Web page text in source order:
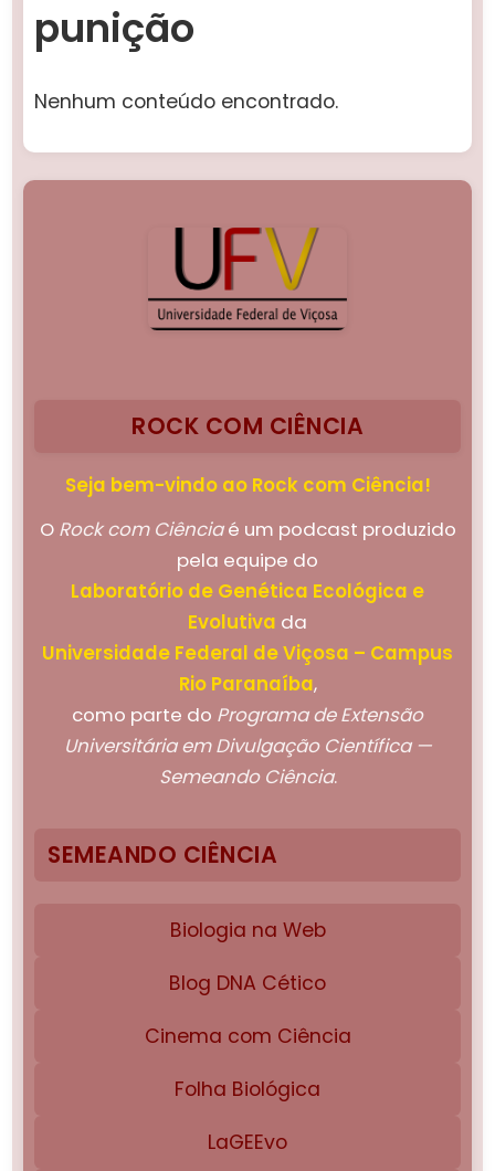
punição
Nenhum conteúdo encontrado.
ROCK COM CIÊNCIA
Seja bem-vindo ao Rock com Ciência!
O Rock com Ciênciaé um podcast produzido
pela equipe do
Laboratório de Genética Ecológica e
Evolutiva da
Universidade Federal de Viçosa – Campus
Rio Paranaíba,
como parte do Programa de Extensão
Universitária em Divulgação Científica —
Semeando Ciência.
SEMEANDO CIÊNCIA
Biologia na Web
Blog DNA Cético
Cinema com Ciência
Folha Biológica
LaGEEvo